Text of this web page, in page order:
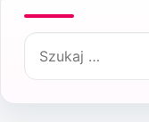
Szukaj: